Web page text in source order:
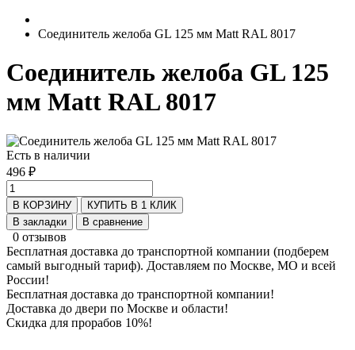
Соединитель желоба GL 125 мм Мatt RAL 8017
Соединитель желоба GL 125
мм Мatt RAL 8017
Есть в наличии
496 ₽
В КОРЗИНУ
КУПИТЬ В 1 КЛИК
В закладки
В сравнение
0 отзывов
Бесплатная доставка до транспортной компании (подберем
самый выгодный тариф). Доставляем по Москве, МО и всей
России!
Бесплатная доставка до транспортной компании!
Доставка до двери по Москве и области!
Скидка для прорабов 10%!